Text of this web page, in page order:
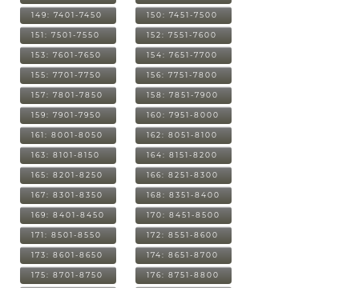
149: 7401-7450 150: 7451-7500
151: 7501-7550 152: 7551-7600
153: 7601-7650 154: 7651-7700
155: 7701-7750 156: 7751-7800
157: 7801-7850 158: 7851-7900
159: 7901-7950 160: 7951-8000
161: 8001-8050 162: 8051-8100
163: 8101-8150 164: 8151-8200
165: 8201-8250 166: 8251-8300
167: 8301-8350 168: 8351-8400
169: 8401-8450 170: 8451-8500
171: 8501-8550 172: 8551-8600
173: 8601-8650 174: 8651-8700
175: 8701-8750 176: 8751-8800